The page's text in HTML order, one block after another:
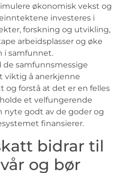
økonomisk vekst og
investeres i
forskning og ‍utvikling,
arbeidsplasser​ og øke⁤
i samfunnet.
samfunnsmessige
viktig å anerkjenne
og forstå at det er en⁤ felles
et velfungerende
nyte godt av‌ de goder og
finansierer.
⁢bidrar ‌til​
​og bør